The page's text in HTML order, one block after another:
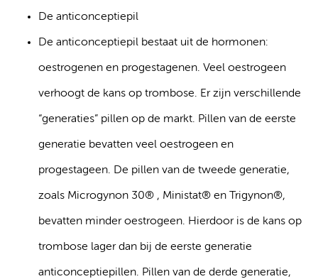
De anticonceptiepil
De anticonceptiepil bestaat uit de hormonen:
oestrogenen en progestagenen. Veel oestrogeen
verhoogt de kans op trombose. Er zijn verschillende
“generaties” pillen op de markt. Pillen van de eerste
generatie bevatten veel oestrogeen en
progestageen. De pillen van de tweede generatie,
zoals Microgynon 30® , Ministat® en Trigynon®,
bevatten minder oestrogeen. Hierdoor is de kans op
trombose lager dan bij de eerste generatie
anticonceptiepillen. Pillen van de derde generatie,